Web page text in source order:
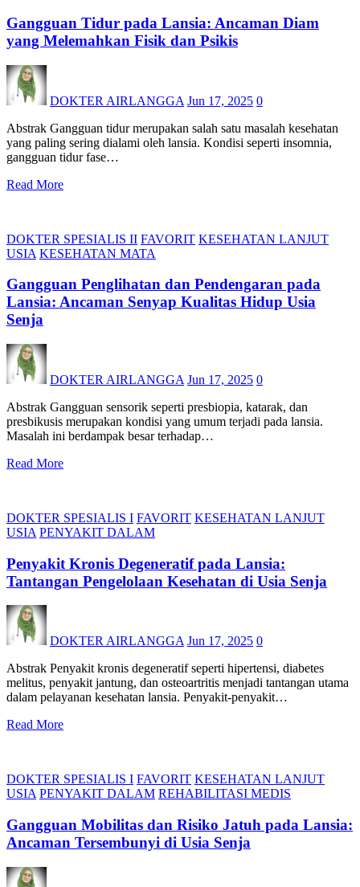
Gangguan Tidur pada Lansia: Ancaman Diam
yang Melemahkan Fisik dan Psikis
DOKTER AIRLANGGA Jun 17, 2025 0
Abstrak Gangguan tidur merupakan salah satu masalah kesehatan
yang paling sering dialami oleh lansia. Kondisi seperti insomnia,
gangguan tidur fase…
Read More
DOKTER SPESIALIS II FAVORIT KESEHATAN LANJUT
USIA KESEHATAN MATA
Gangguan Penglihatan dan Pendengaran pada
Lansia: Ancaman Senyap Kualitas Hidup Usia
Senja
DOKTER AIRLANGGA Jun 17, 2025 0
Abstrak Gangguan sensorik seperti presbiopia, katarak, dan
presbikusis merupakan kondisi yang umum terjadi pada lansia.
Masalah ini berdampak besar terhadap…
Read More
DOKTER SPESIALIS I FAVORIT KESEHATAN LANJUT
USIA PENYAKIT DALAM
Penyakit Kronis Degeneratif pada Lansia:
Tantangan Pengelolaan Kesehatan di Usia Senja
DOKTER AIRLANGGA Jun 17, 2025 0
Abstrak Penyakit kronis degeneratif seperti hipertensi, diabetes
melitus, penyakit jantung, dan osteoartritis menjadi tantangan utama
dalam pelayanan kesehatan lansia. Penyakit-penyakit…
Read More
DOKTER SPESIALIS I FAVORIT KESEHATAN LANJUT
USIA PENYAKIT DALAM REHABILITASI MEDIS
Gangguan Mobilitas dan Risiko Jatuh pada Lansia:
Ancaman Tersembunyi di Usia Senja